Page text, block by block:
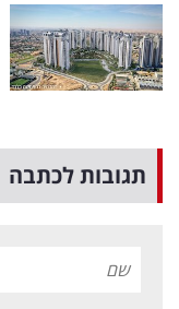
תגובות לכתבה